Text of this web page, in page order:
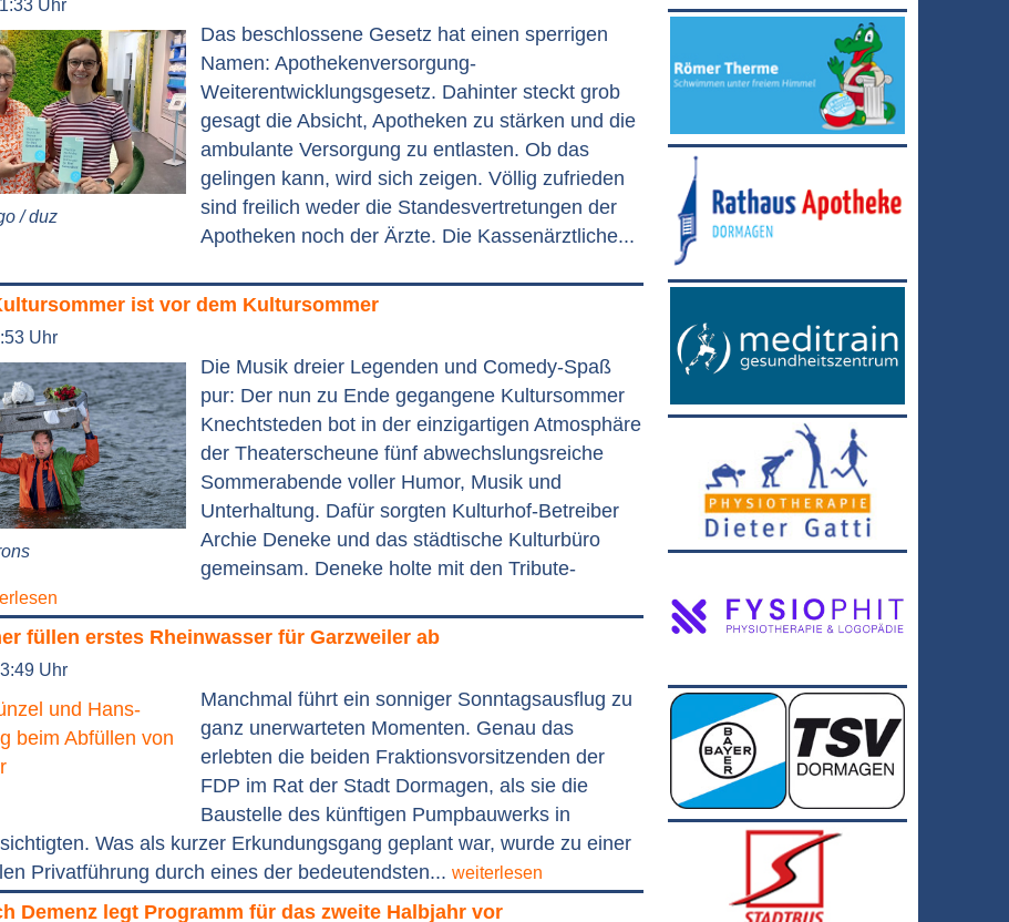
Uhr
/ duz
Das beschlossene Gesetz hat einen sperrigen
Namen: Apothekenversorgung-
Weiterentwicklungsgesetz. Dahinter steckt grob
gesagt die Absicht, Apotheken zu stärken und die
ambulante Versorgung zu entlasten. Ob das
gelingen kann, wird sich zeigen. Völlig zufrieden
sind freilich weder die Standesvertretungen der
Apotheken noch der Ärzte. Die Kassenärztliche...
ist vor dem Kultursommer
Uhr
Die Musik dreier Legenden und Comedy-Spaß
pur: Der nun zu Ende gegangene Kultursommer
Knechtsteden bot in der einzigartigen Atmosphäre
der Theaterscheune fünf abwechslungsreiche
Sommerabende voller Humor, Musik und
Unterhaltung. Dafür sorgten Kulturhof-Betreiber
Archie Deneke und das städtische Kulturbüro
gemeinsam. Deneke holte mit den Tribute-
füllen erstes Rheinwasser für Garzweiler ab
Uhr
Manchmal führt ein sonniger Sonntagsausflug zu
ganz unerwarteten Momenten. Genau das
erlebten die beiden Fraktionsvorsitzenden der
FDP im Rat der Stadt Dormagen, als sie die
Baustelle des künftigen Pumpbauwerks in
Was als kurzer Erkundungsgang geplant war, wurde zu einer
Privatführung durch eines der bedeutendsten... weiterlesen
Demenz legt Programm für das zweite Halbjahr vor